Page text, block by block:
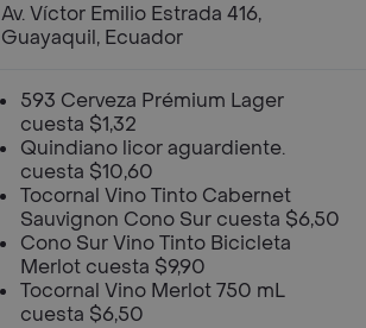
Av. Víctor Emilio Estrada 416,
Guayaquil, Ecuador
593 Cerveza Prémium Lager
cuesta $1,32
Quindiano licor aguardiente.
cuesta $10,60
Tocornal Vino Tinto Cabernet
Sauvignon Cono Sur cuesta $6,50
Cono Sur Vino Tinto Bicicleta
Merlot cuesta $9,90
Tocornal Vino Merlot 750 mL
cuesta $6,50